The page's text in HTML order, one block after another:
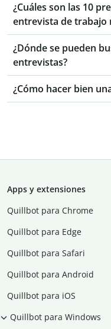
¿Cuáles son las 10
entrevista de trabajo
¿Dónde se pueden
entrevistas?
¿Cómo hacer bien
Apps y extensiones
Quillbot para Chrome
Quillbot para Edge
Quillbot para Safari
Quillbot para Android
Quillbot para iOS
Quillbot para Windows